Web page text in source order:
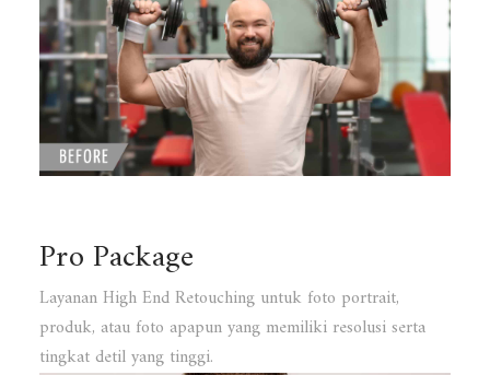
Pro Package
Layanan High End Retouching untuk foto portrait,
produk, atau foto apapun yang memiliki resolusi serta
tingkat detil yang tinggi.